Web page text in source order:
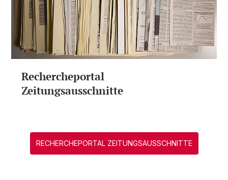
Rechercheportal
Zeitungsausschnitte
RECHERCHEPORTAL ZEITUNGSAUSSCHNITTE